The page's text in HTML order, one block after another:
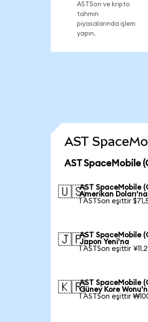
ASTSon ve kripto
tahmin
piyasalarında işlem
yapın.
AST
AST SpaceMobile
🇺🇸AST SpaceMobile
Amerikan Doları'na
1 ASTSon eşittir
🇯🇵AST SpaceMobile
Japon Yeni'na
1 ASTSon eşittir
🇰🇷AST SpaceMobile
Güney Kore
1 ASTSon eşittir